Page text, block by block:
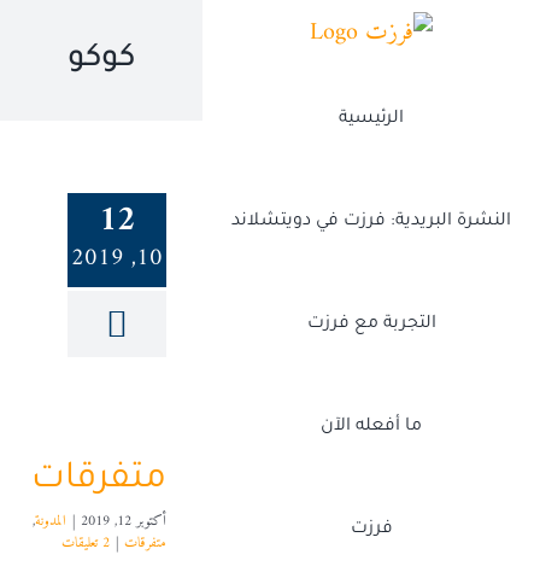
الرئيسية
النشرة البريدية: فرزت في دويتشلاند
التجربة مع فرزت
ما أفعله الآن
فرزت
كوكو
12
10, 2019
متفرقات
أكتوبر 12, 2019 | المدونة,
متفرقات | 2 تعليقات